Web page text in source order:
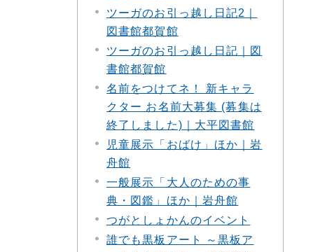
ツーガのお引っ越し日記2｜
図書館都賀館
ツーガのお引っ越し日記｜図
書館都賀館
名前をつけてネ！ 新キャラ
クター お名前大募集 (募集は
終了しました)｜大平図書館
児童展示「おばけ」ほか｜岩
舟館
一般展示「大人のための事
典・図鑑」ほか｜岩舟館
つがとしょかんのイベント
誰でも黒板アート ～黒板ア